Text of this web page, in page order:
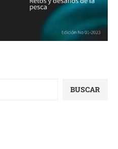
BUSCAR